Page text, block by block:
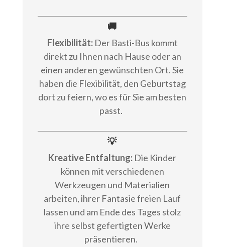
🚚
Flexibilität:Der Basti-Bus kommt
direkt zu Ihnen nach Hause oder an
einen anderen gewünschten Ort. Sie
haben die Flexibilität, den Geburtstag
dort zu feiern, wo es für Sie am besten
passt.
💡
Kreative Entfaltung: Die Kinder
können mit verschiedenen
Werkzeugen und Materialien
arbeiten, ihrer Fantasie freien Lauf
lassen und am Ende des Tages stolz
ihre selbst gefertigten Werke
präsentieren.